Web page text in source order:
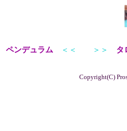
ペンデュラム ＜＜ ＞＞ タ
Copyright(C)